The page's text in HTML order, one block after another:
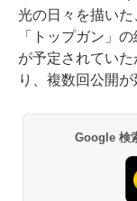
光の日々を描い
「トップガン」
が予定されてい
り、複数回公開が
Google 検